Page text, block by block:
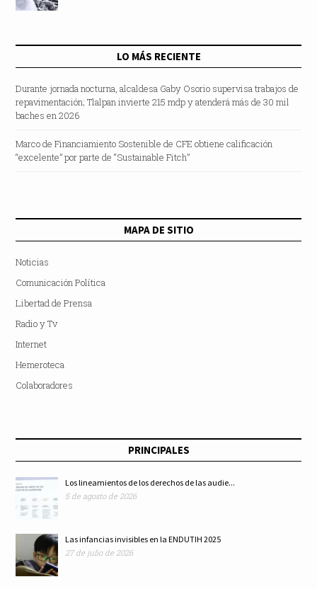
LO MÁS RECIENTE
Durante jornada nocturna, alcaldesa Gaby Osorio supervisa trabajos de
repavimentación; Tlalpan invierte 215 mdp y atenderá más de 30 mil
baches en 2026
Marco de Financiamiento Sostenible de CFE obtiene calificación
“excelente” por parte de “Sustainable Fitch”
MAPA DE SITIO
Noticias
Comunicación Política
Libertad de Prensa
Radio y Tv
Internet
Hemeroteca
Colaboradores
PRINCIPALES
Los lineamientos de los derechos de las audie...
5 de agosto de 2026
Las infancias invisibles en la ENDUTIH 2025
27 de julio de 2026